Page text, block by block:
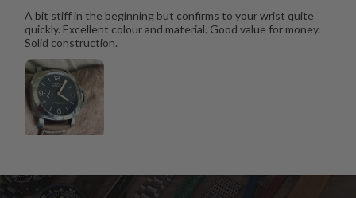
A bit stiff in the beginning but confirms to your wrist quite
quickly. Excellent colour and material. Good value for money.
Solid construction.